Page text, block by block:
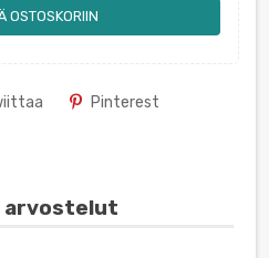
OSTOSKORIIN
Pinterest
arvostelut